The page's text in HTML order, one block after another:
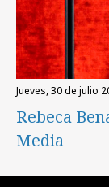
jueves, 30 de julio
Rebeca
Media